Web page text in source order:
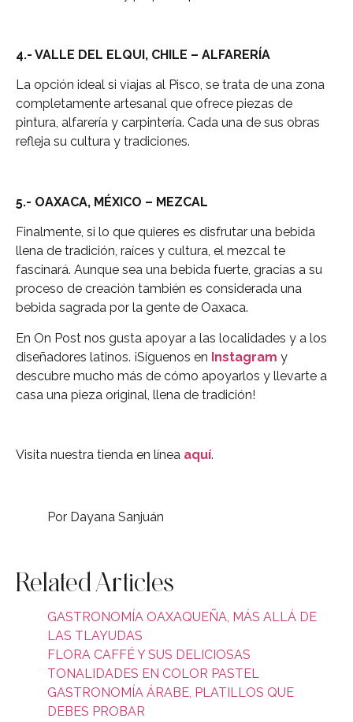
4.- VALLE DEL ELQUI, CHILE – ALFARERÍA
La opción ideal si viajas al Pisco, se trata de una zona
completamente artesanal que ofrece piezas de
pintura, alfarería y carpintería. Cada una de sus obras
refleja su cultura y tradiciones.
5.- OAXACA, MÉXICO – MEZCAL
Finalmente, si lo que quieres es disfrutar una bebida
llena de tradición, raíces y cultura, el mezcal te
fascinará. Aunque sea una bebida fuerte, gracias a su
proceso de creación también es considerada una
bebida sagrada por la gente de Oaxaca.
En On Post nos gusta apoyar a las localidades y a los
diseñadores latinos. ¡Síguenos en Instagram y
descubre mucho más de cómo apoyarlos y llevarte a
casa una pieza original, llena de tradición!
Visita nuestra tienda en línea aquí.
Por Dayana Sanjuán
Related Articles
GASTRONOMÍA OAXAQUEÑA, MÁS ALLÁ DE
LAS TLAYUDAS
FLORA CAFFÉ Y SUS DELICIOSAS
TONALIDADES EN COLOR PASTEL
GASTRONOMÍA ÁRABE, PLATILLOS QUE
DEBES PROBAR